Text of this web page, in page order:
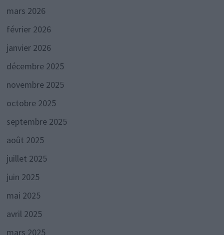
mars 2026
février 2026
janvier 2026
décembre 2025
novembre 2025
octobre 2025
septembre 2025
août 2025
juillet 2025
juin 2025
mai 2025
avril 2025
mars 2025